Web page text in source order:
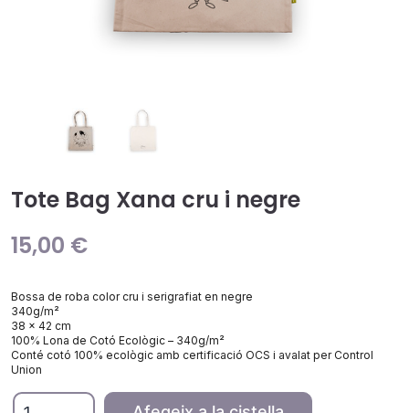
Tote Bag Xana cru i negre
15,00 €
Bossa de roba color cru i serigrafiat en negre
340g/m²
38 x 42 cm
100% Lona de Cotó Ecològic – 340g/m²
Conté cotó 100% ecològic amb certificació OCS i avalat per Control
Union
quantitat